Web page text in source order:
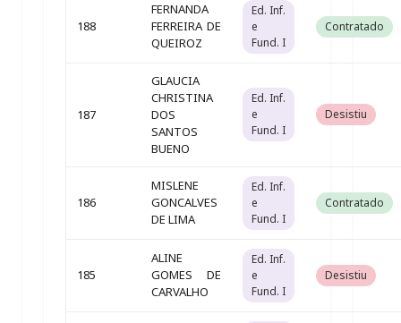
188
FERNANDA
FERREIRA DE
QUEIROZ
Ed. Inf.
e
Fund. I
Contratado
187
GLAUCIA
CHRISTINA
DOS
SANTOS
BUENO
Ed. Inf.
e
Fund. I
Desistiu
186
MISLENE
GONCALVES
DE LIMA
Ed. Inf.
e
Fund. I
Contratado
185
ALINE
GOMES DE
CARVALHO
Ed. Inf.
e
Fund. I
Desistiu